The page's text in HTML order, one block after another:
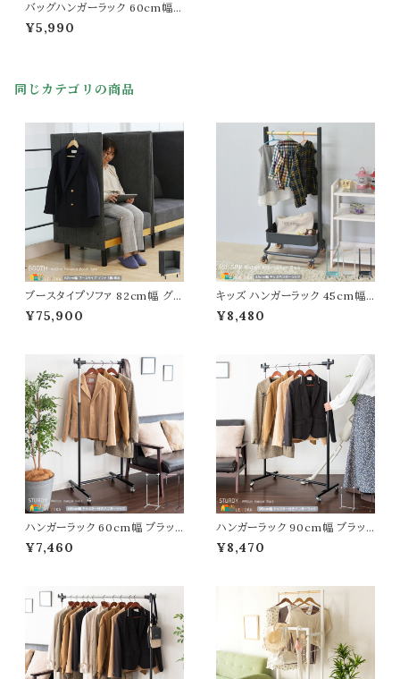
バッグハンガーラック 60cm幅
ブラック ホワイト 収納棚付き 専
用フック付き キッズハンガーラッ
関収納 玄関ハンガーラック 幅6
¥5,990
同じカテゴリの商品
ブースタイプソファ 82cm幅 グレ
ー パーテーションソファ パネルソ
ファ パネルチェア 間仕切りソファ
m 奥行65.5cm 高さ123.5cm
座面高43cm おすすめ おしゃれ
北欧 モダン スタイリッシュ 一人
掛 ブースソファ
¥75,900
キッズ ハンガーラック 45cm幅
ホワイト グレー ターコイズブルー
ハンガーラック キャスター付きハ
ンガーラック 幅45cm 奥行37c
m 高さ107.5cm おすすめ おし
ゃれ 北欧 モダン スタイリッシュ
子供部屋 家具
¥8,480
ハンガーラック 60cm幅 ブラッ
ク ホワイト キャスター付きハンガ
ーラック 高さ調整可能 衣類ラッ
00cm 最大高さ160cm おすす
め おしゃれ 頑丈 キャスター付き
ラック 洋服ハンガー 衣類ハンガ
ーラック キャスター付
¥7,460
ハンガーラック 90cm幅 ブラッ
ク ホワイト キャスター付きハンガ
ーラック 高さ調整可能 衣類ラッ
00cm 最大高さ160cm おすす
め おしゃれ 頑丈 キャスター付き
ラック 洋服ハンガー 衣類ハンガ
ーラック キャスター付
¥8,470